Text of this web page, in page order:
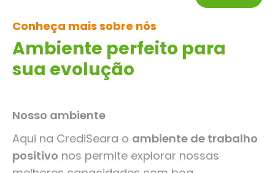
Conheça mais sobre nós
Ambiente perfeito para
sua evolução
Nosso ambiente
Aqui na CrediSeara o ambiente de trabalho
positivo nos permite explorar nossas